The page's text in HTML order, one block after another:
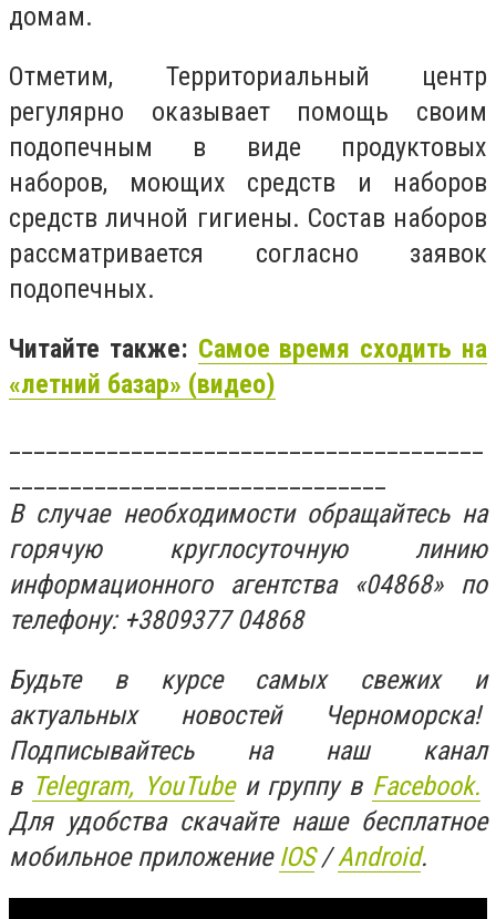
домам.
Отметим, Территориальный центр
регулярно оказывает помощь своим
подопечным в виде продуктовых
наборов, моющих средств и наборов
средств личной гигиены. Состав наборов
рассматривается согласно заявок
подопечных.
Читайте также: Самое время сходить на
«летний базар» (видео)
В случае необходимости обращайтесь на
горячую круглосуточную линию
информационного агентства «04868» по
телефону: +3809377 04868
Будьте в курсе самых свежих и
актуальных новостей Черноморска!
Подписывайтесь на наш канал
в Telegram, YouTubeи группу в Facebook.
Для удобства скачайте наше бесплатное
мобильное приложение IOS/Android.